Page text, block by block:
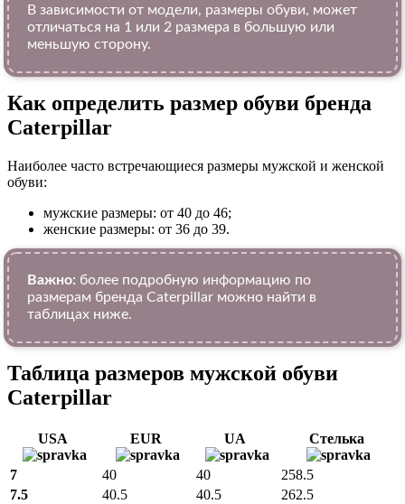
В зависимости от модели, размеры обуви, может
отличаться на 1 или 2 размера в большую или
меньшую сторону.
Как определить размер обуви брендa
Caterpillar
Наиболее часто встречающиеся размеры мужской и женской
обуви:
мужские размеры: от 40 до 46;
женские размеры: от 36 до 39.
Важно: более подробную информацию по
размерам бренда Caterpillar можно найти в
таблицах ниже.
Таблица размеров мужской обуви
Caterpillar
USA EUR UA Стелька
7 40 40
258.5
7.5
40.5 40.5
262.5